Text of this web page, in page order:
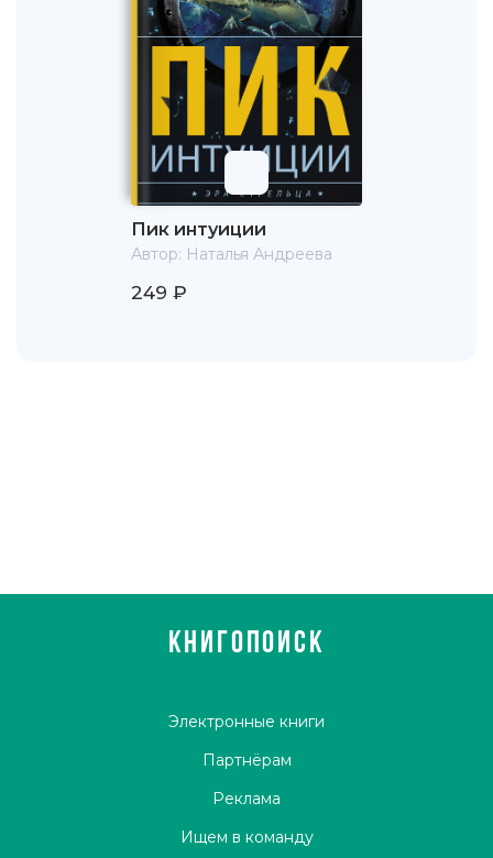
Пик интуиции
Автор: Наталья Андреева
249 ₽
КНИГОПОИСК
Электронные книги
Партнёрам
Реклама
Ищем в команду